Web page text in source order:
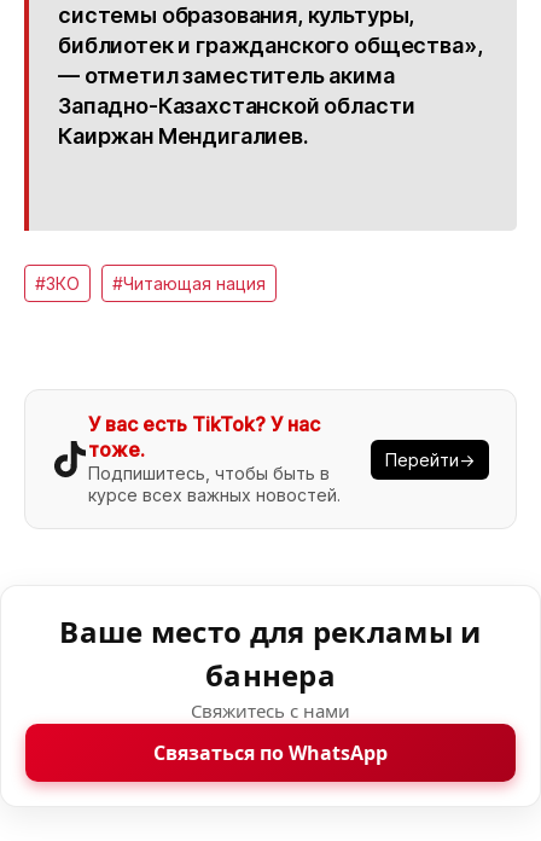
системы образования, культуры,
библиотек и гражданского общества»,
— отметил заместитель акима
Западно-Казахстанской области
Каиржан Мендигалиев.
#ЗКО #Читающая нация
У вас есть TikTok? У нас
тоже.
Подпишитесь, чтобы быть в
курсе всех важных новостей.
Перейти→
Ваше место для рекламы и
баннера
Свяжитесь с нами
Связаться по WhatsApp